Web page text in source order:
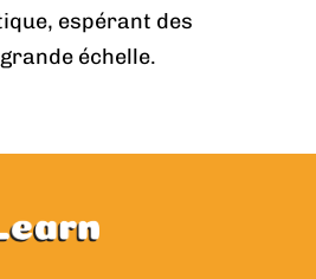
espérant des
échelle.